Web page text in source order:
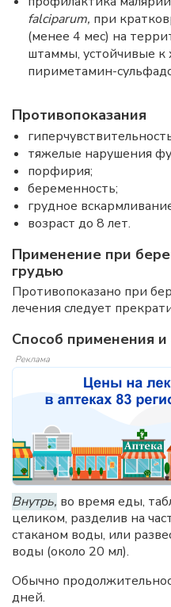
falciparum, при
(менее 4 мес) на
штаммы, устойчивые к
пириметамин-
Противопоказания
тяжелые нарушения
порфирия;
беременность;
грудное
возраст до 8 лет.
Применение при
грудью
Противопоказано при
лечения следует
Способ применения
Реклама
Внутрь, во время еды,
целиком, разделив на
стаканом воды, или
воды (около 20 мл).
Обычно
дней.